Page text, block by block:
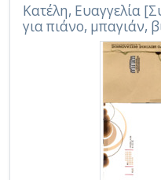
Κατέλη, Ευαγγελία
για πιάνο, μπαγιάν,